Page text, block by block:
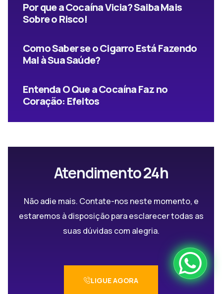
Por que a Cocaína Vicia? Saiba Mais
Sobre o Risco!
Como Saber se o Cigarro Está Fazendo
Mal à Sua Saúde?
Entenda O Que a Cocaína Faz no
Coração: Efeitos
Atendimento 24h
Não adie mais. Contate-nos neste momento, e
estaremos à disposição para esclarecer todas as
suas dúvidas com alegria.
LIGUE AGORA